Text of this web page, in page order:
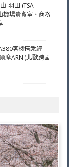
-羽田 (TSA-
機場貴賓室、商務
客機搭乘經
摩ARN (北歐跨國